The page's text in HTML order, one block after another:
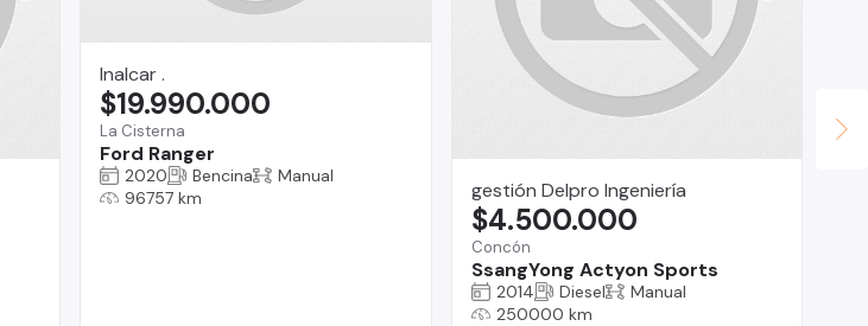
Inalcar .
La Cisterna
Ford Ranger
$19.990.000
2020 Bencina
Manual
96757 km
gestión Delpro Ingeniería
Concón
SsangYong Actyon Sports
$4.500.000
2014 Diesel
Manual
250000 km